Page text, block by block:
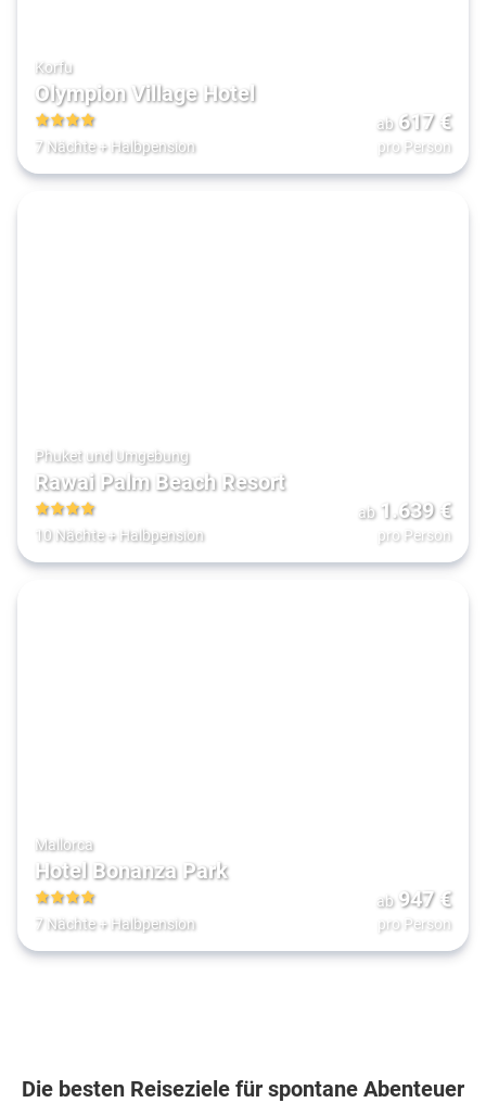
Korfu
Olympion Village Hotel
4
7 Nächte+ Halbpension
ab 617€
pro Person
Phuket und Umgebung
Rawai Palm Beach Resort
4
10 Nächte+ Halbpension
ab 1.639€
pro Person
Mallorca
Hotel Bonanza Park
4
7 Nächte+ Halbpension
ab 947€
pro Person
Die besten Reiseziele für spontane Abenteuer